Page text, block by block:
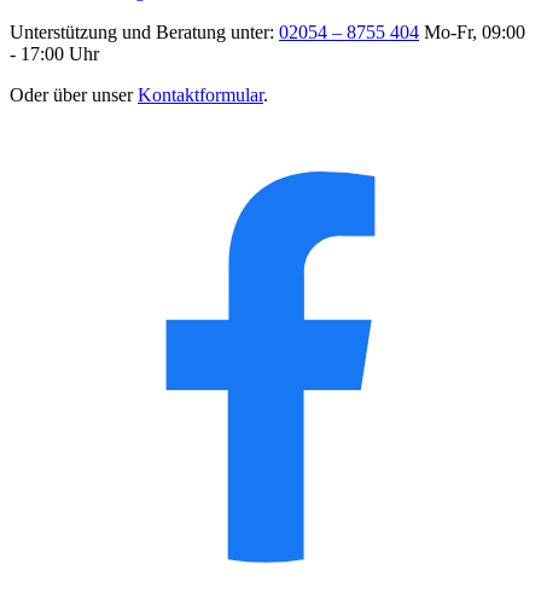
Unterstützung und Beratung unter: 02054 – 8755 404 Mo-Fr, 09:00
- 17:00 Uhr
Oder über unserKontaktformular.